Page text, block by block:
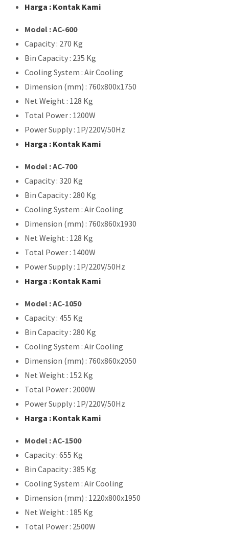
Harga : Kontak Kami
Model : AC-600
Capacity : 270 Kg
Bin Capacity : 235 Kg
Cooling System : Air Cooling
Dimension (mm) : 760x800x1750
Net Weight : 128 Kg
Total Power : 1200W
Power Supply : 1P/220V/50Hz
Harga : Kontak Kami
Model : AC-700
Capacity : 320 Kg
Bin Capacity : 280 Kg
Cooling System : Air Cooling
Dimension (mm) : 760x860x1930
Net Weight : 128 Kg
Total Power : 1400W
Power Supply : 1P/220V/50Hz
Harga : Kontak Kami
Model : AC-1050
Capacity : 455 Kg
Bin Capacity : 280 Kg
Cooling System : Air Cooling
Dimension (mm) : 760x860x2050
Net Weight : 152 Kg
Total Power : 2000W
Power Supply : 1P/220V/50Hz
Harga : Kontak Kami
Model : AC-1500
Capacity : 655 Kg
Bin Capacity : 385 Kg
Cooling System : Air Cooling
Dimension (mm) : 1220x800x1950
Net Weight : 185 Kg
Total Power : 2500W